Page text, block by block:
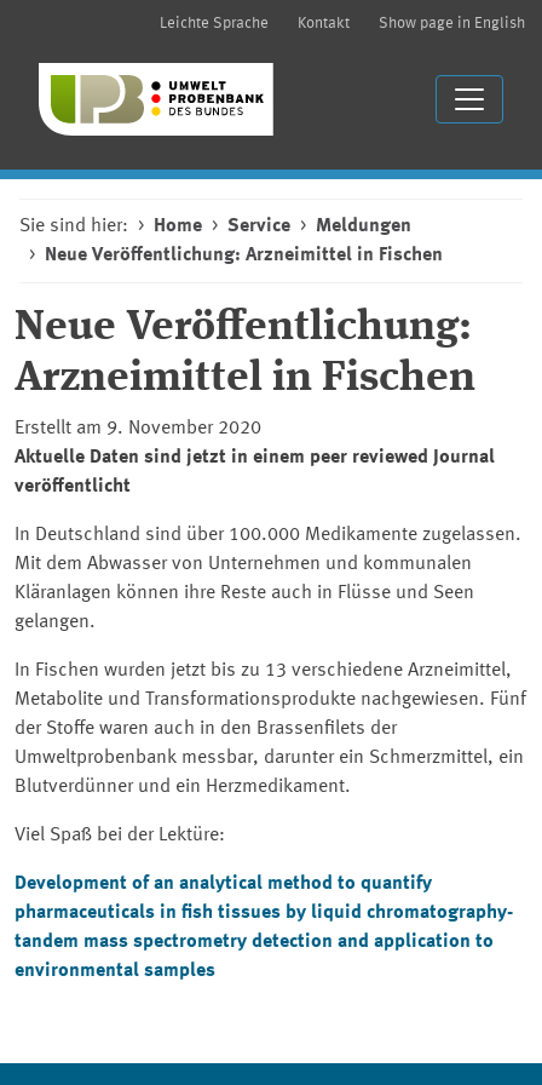
Leichte Sprache Kontakt Show page in English
Sie sind hier: Home Service
Meldungen
Neue Veröffentlichung: Arzneimittel in Fischen
Neue Veröffentlichung:
Arzneimittel in Fischen
Erstellt am 9. November 2020
Aktuelle Daten sind jetzt in einem peer reviewed Journal
veröffentlicht
In Deutschland sind über 100.000 Medikamente zugelassen.
Mit dem Abwasser von Unternehmen und kommunalen
Kläranlagen können ihre Reste auch in Flüsse und Seen
gelangen.
In Fischen wurden jetzt bis zu 13 verschiedene Arzneimittel,
Metabolite und Transformationsprodukte nachgewiesen. Fünf
der Stoffe waren auch in den Brassenfilets der
Umweltprobenbank messbar, darunter ein Schmerzmittel, ein
Blutverdünner und ein Herzmedikament.
Viel Spaß bei der Lektüre:
Development of an analytical method to quantify
pharmaceuticals in fish tissues by liquid chromatography-
tandem mass spectrometry detection and application to
environmental samples